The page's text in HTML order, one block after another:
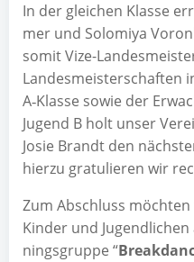
In der glei­chen Klas­se
mer und Solo­mi­ya
somit Vize-
Lan­des­meis­ter­schaf­ten
A‑Klasse sowie der
Jugend B holt unser
Josie Brandt den
hier­zu gra­tu­lie­ren wir
Zum Abschluss
Kin­der und
nings­grup­pe “